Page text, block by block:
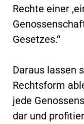
Rechte einer
Gesetzes.“
Daraus lassen
Rechtsform
jede
dar und